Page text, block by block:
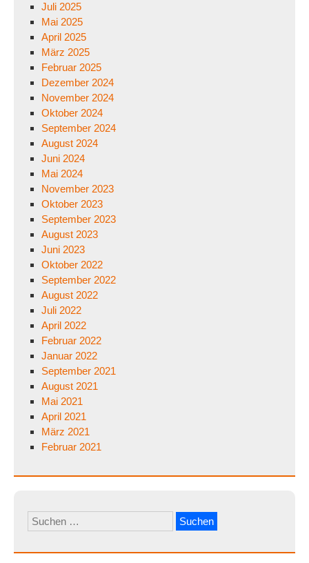
Juli 2025
Mai 2025
April 2025
März 2025
Februar 2025
Dezember 2024
November 2024
Oktober 2024
September 2024
August 2024
Juni 2024
Mai 2024
November 2023
Oktober 2023
September 2023
August 2023
Juni 2023
Oktober 2022
September 2022
August 2022
Juli 2022
April 2022
Februar 2022
Januar 2022
September 2021
August 2021
Mai 2021
April 2021
März 2021
Februar 2021
Suchen
nach: